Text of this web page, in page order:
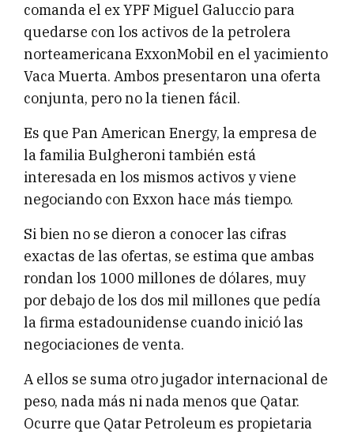
comanda el ex YPF Miguel Galuccio para
quedarse con los activos de la petrolera
norteamericana ExxonMobil en el yacimiento
Vaca Muerta. Ambos presentaron una oferta
conjunta, pero no la tienen fácil.
Es que Pan American Energy, la empresa de
la familia Bulgheroni también está
interesada en los mismos activos y viene
negociando con Exxon hace más tiempo.
Si bien no se dieron a conocer las cifras
exactas de las ofertas, se estima que ambas
rondan los 1000 millones de dólares, muy
por debajo de los dos mil millones que pedía
la firma estadounidense cuando inició las
negociaciones de venta.
A ellos se suma otro jugador internacional de
peso, nada más ni nada menos que Qatar.
Ocurre que Qatar Petroleum es propietaria